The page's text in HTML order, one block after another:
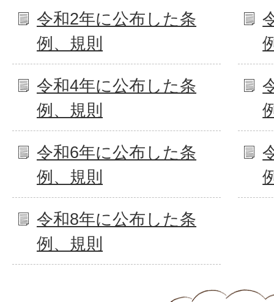
令和2年に公布した条
例、規則
令和4年に公布した条
例、規則
令和6年に公布した条
例、規則
令和8年に公布した条
例、規則